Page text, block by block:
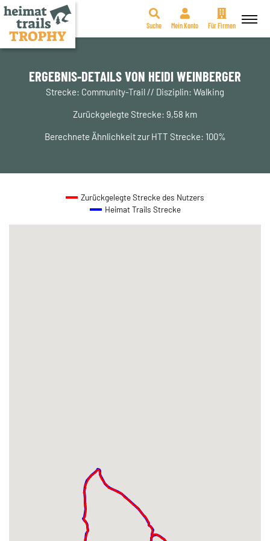
Zum
springen
Suche Mein Konto Für Firmen
ERGEBNIS-DETAILS VON HEIDI WEINBERGER
Strecke: Community-Trail // Disziplin: Walking
Zurückgelegte Strecke: 9,58 km
Berechnete Ähnlichkeit zur HTT Strecke: 100%
Zurückgelegte Strecke des Nutzers
Heimat Trails Strecke